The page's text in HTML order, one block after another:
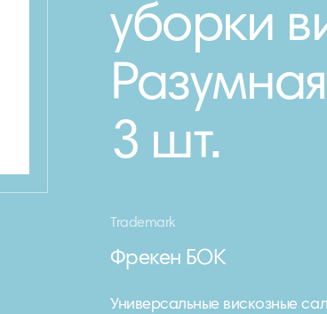
уборки
3 шт.
Trademark
Фрекен БОК
Универсальные вискозные